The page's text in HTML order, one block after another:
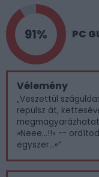
91% PC
Vélemény
„Veszettül
repülsz át,
»Neee...!!« --
egyszer...«”